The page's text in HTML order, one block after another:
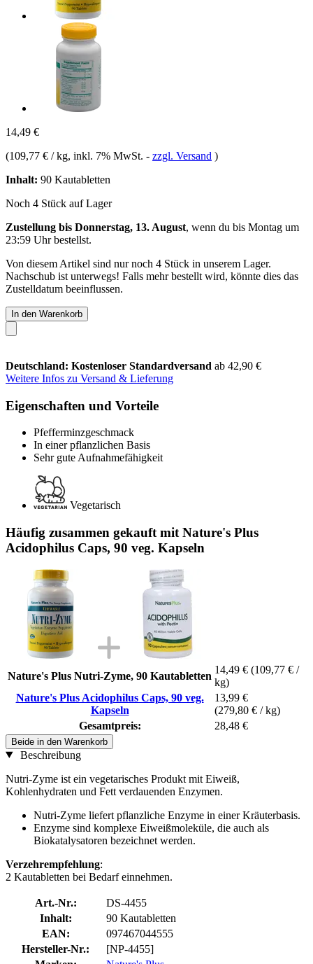
14,49 €
(109,77 € / kg, inkl. 7% MwSt. - zzgl. Versand )
Inhalt: 90 Kautabletten
Noch 4 Stück auf Lager
Zustellung bis Donnerstag, 13. August, wenn du bis Montag um
23:59 Uhrbestellst.
Von diesem Artikel sind nur noch 4 Stück in unserem Lager.
Nachschub ist unterwegs! Falls mehr bestellt wird, könnte dies das
Zustelldatum beeinflussen.
In den Warenkorb
Deutschland: Kostenloser Standardversand ab 42,90 €
Weitere Infos zu Versand & Lieferung
Eigenschaften und Vorteile
Pfefferminzgeschmack
In einer pflanzlichen Basis
Sehr gute Aufnahmefähigkeit
Vegetarisch
Häufig zusammen gekauft mit Nature's Plus
Acidophilus Caps, 90 veg. Kapseln
Nature's Plus Nutri-Zyme, 90 Kautabletten
14,49 € (109,77 € /
kg)
Nature's Plus Acidophilus Caps, 90 veg.
Kapseln
13,99 €
(279,80 € / kg)
Gesamtpreis:
28,48 €
Beide in den Warenkorb
Beschreibung
Nutri-Zyme ist ein vegetarisches Produkt mit Eiweiß,
Kohlenhydraten und Fett verdauenden Enzymen.
Nutri-Zyme liefert pflanzliche Enzyme in einer Kräuterbasis.
Enzyme sind komplexe Eiweißmoleküle, die auch als
Biokatalysatoren bezeichnet werden.
Verzehrempfehlung:
2 Kautabletten bei Bedarf einnehmen.
Art.-Nr.:
DS-4455
Inhalt:
90 Kautabletten
EAN:
097467044555
Hersteller-Nr.:
[NP-4455]